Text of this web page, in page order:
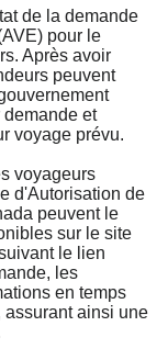
de la demande
pour le
Après avoir
peuvent
et
voyage prévu.
voyageurs
d'Autorisation de
peuvent le
sur le site
le lien
les
en temps
assurant ainsi une